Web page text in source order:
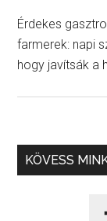
Érdekes
farmerek: napi
hogy javítsák a
KÖVESS